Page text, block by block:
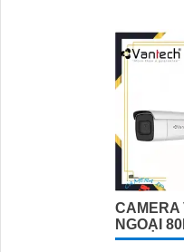
CAMERA
NGOẠI